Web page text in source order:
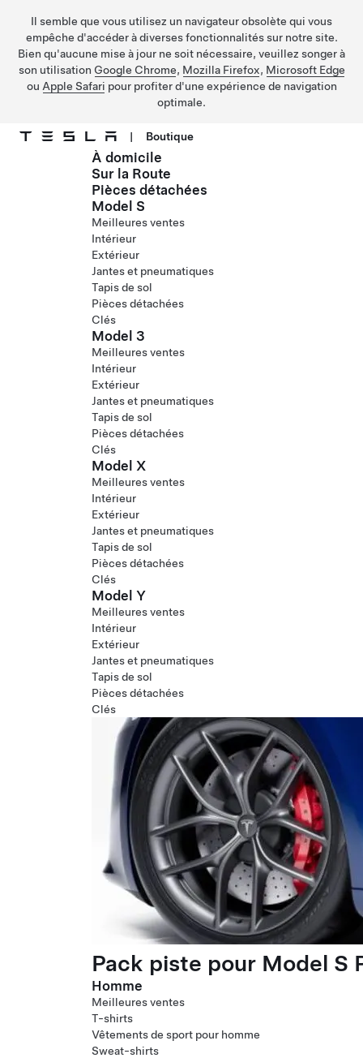
Il semble que vous utilisez un navigateur obsolète qui vous
empêche d'accéder à diverses fonctionnalités sur notre site.
Bien qu'aucune mise à jour ne soit nécessaire, veuillez songer à
son utilisation Google Chrome, Mozilla Firefox, Microsoft Edge
ou Apple Safari pour profiter d'une expérience de navigation
optimale.
Passer au contenu principal
| Boutique
À domicile
Sur la Route
Pièces détachées
Model S
Meilleures ventes
Intérieur
Extérieur
Jantes et pneumatiques
Tapis de sol
Pièces détachées
Clés
Model 3
Meilleures ventes
Intérieur
Extérieur
Jantes et pneumatiques
Tapis de sol
Pièces détachées
Clés
Model X
Meilleures ventes
Intérieur
Extérieur
Jantes et pneumatiques
Tapis de sol
Pièces détachées
Clés
Model Y
Meilleures ventes
Intérieur
Extérieur
Jantes et pneumatiques
Tapis de sol
Pièces détachées
Clés
Pack piste pour Model S
Homme
Meilleures ventes
T-shirts
Vêtements de sport pour homme
Sweat-shirts